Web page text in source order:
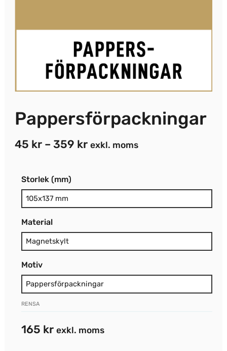
Pappersförpackningar
45 kr – 359 krPrisintervall:
359 kr
exkl. moms
Storlek (mm)
Material
Motiv
RENSA
165 kr exkl. moms
mängd